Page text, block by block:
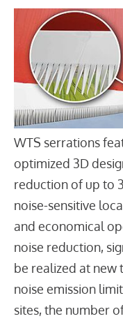
WTS serrations
optimized 3D
reduction of up to
noise-sensitive
and economical
noise reduction,
be realized at new
noise emission
sites, the number